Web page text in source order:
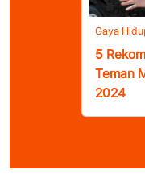
Gaya
5
Teman
2024